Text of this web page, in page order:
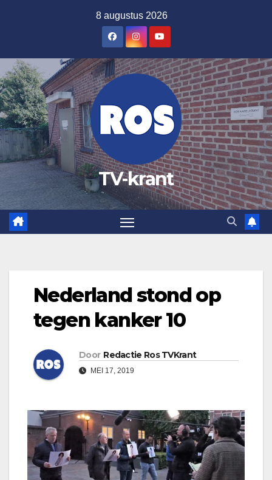
inhoud
8 augustus 2026
TV-krant
Nederland stond op
tegen kanker 10
Door Redactie Ros TVKrant
MEI 17, 2019